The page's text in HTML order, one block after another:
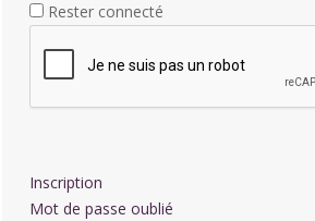
Rester connecté
Inscription
Mot de passe oublié